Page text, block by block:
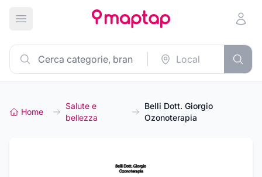
Apri menu principale
Home
Salute e
bellezza
Belli Dott. Giorgio
Ozonoterapia